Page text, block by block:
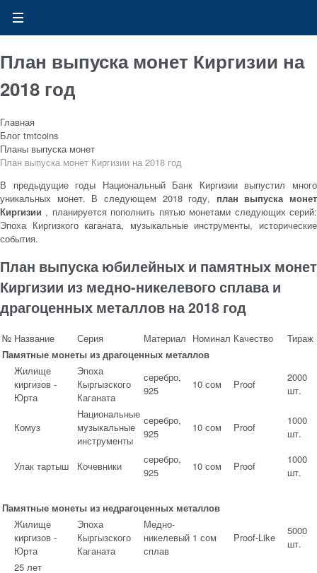
План выпуска монет Киргизии на
2018 год
Главная
Блог tmtcoins
Планы выпуска монет
План выпуска монет Киргизии на 2018 год
В предыдущие годы Национальный Банк Киргизии выпустил много
уникальных монет. В следующем 2018 году, план выпуска монет
Киргизии , планируется пополнить пятью монетами следующих серий:
Эпоха Киргизкого каганата, музыкальные инструменты, исторические
события.
План выпуска юбилейных и памятных монет
Киргизии из медно-никелевого сплава и
драгоценных металлов на 2018 год
№ Название Серия Материал Номинал Качество
Тираж
Памятные монеты из драгоценных металлов
Жилище
киргизов -
Юрта
Эпоха
Кыргызского
Каганата
серебро,
925
10 сом Proof
2000
шт.
Комуз
Национальные
музыкальные
инструменты
серебро,
925
10 сом Proof
1000
шт.
Улак тартыш Кочевники
серебро,
925
10 сом Proof
1000
шт.
Памятные монеты из недрагоценных металлов
Жилище
киргизов -
Юрта
Эпоха
Кыргызского
Каганата
Медно-
никелевый
сплав
1 сом Proof-Like
5000
шт.
25 лет